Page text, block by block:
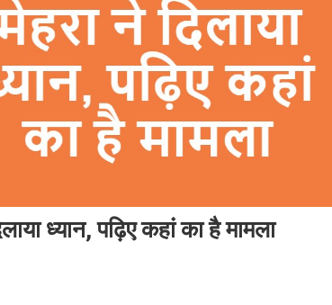
ध्यान, पढ़िए कहां का है मामला